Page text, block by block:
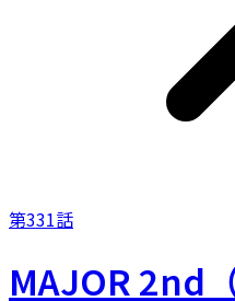
第331話
MAJOR 2nd